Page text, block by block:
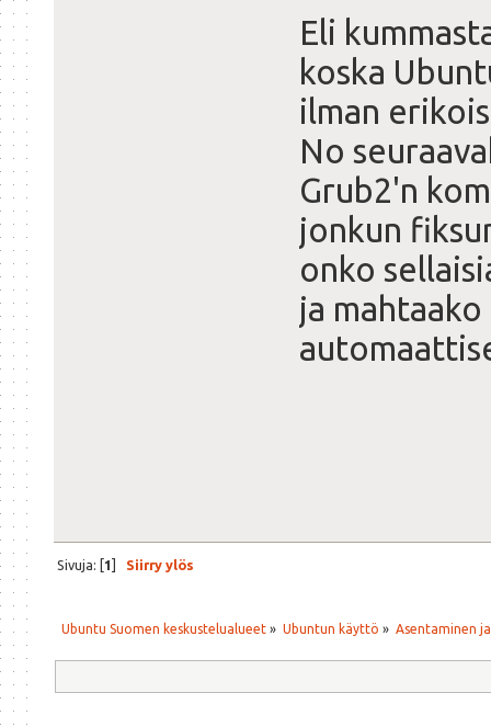
Eli
koska
ilman
No
Grub2'n
jonkun
onko
ja
Sivuja: [1] Siirry ylös
Ubuntu Suomen keskustelualueet » Ubuntun käyttö » Asentaminen